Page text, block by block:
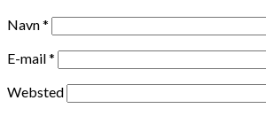
Navn*
E-mail*
Websted